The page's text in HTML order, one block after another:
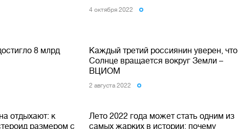
4 октября 2022
8 млрд
Каждый третий россиянин уверен, что
Солнце вращается вокруг Земли –
ВЦИОМ
2 августа 2022
отдыхают: к
размером с
Лето 2022 года может стать одним из
самых жарких в истории: почему